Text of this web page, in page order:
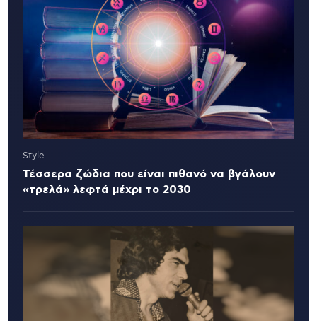
Style
Τέσσερα ζώδια που είναι πιθανό να βγάλουν
«τρελά» λεφτά μέχρι το 2030